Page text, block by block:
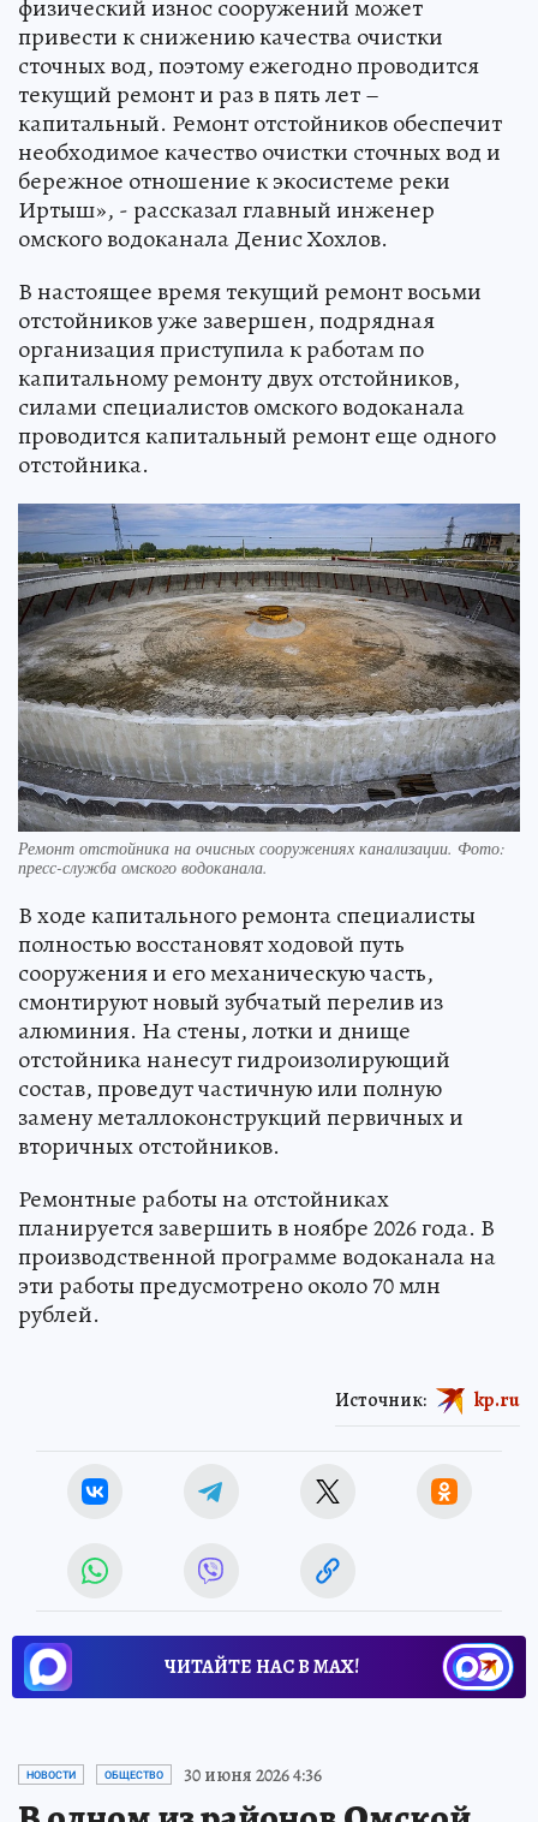
физический износ сооружений может
привести к снижению качества очистки
сточных вод, поэтому ежегодно проводится
текущий ремонт и раз в пять лет –
капитальный. Ремонт отстойников обеспечит
необходимое качество очистки сточных вод и
бережное отношение к экосистеме реки
Иртыш», - рассказал главный инженер
омского водоканала Денис Хохлов.
В настоящее время текущий ремонт восьми
отстойников уже завершен, подрядная
организация приступила к работам по
капитальному ремонту двух отстойников,
силами специалистов омского водоканала
проводится капитальный ремонт еще одного
отстойника.
Ремонт отстойника на очисных сооружениях канализации. Фото:
пресс-служба омского водоканала.
В ходе капитального ремонта специалисты
полностью восстановят ходовой путь
сооружения и его механическую часть,
смонтируют новый зубчатый перелив из
алюминия. На стены, лотки и днище
отстойника нанесут гидроизолирующий
состав, проведут частичную или полную
замену металлоконструкций первичных и
вторичных отстойников.
Ремонтные работы на отстойниках
планируется завершить в ноябре 2026 года. В
производственной программе водоканала на
эти работы предусмотрено около 70 млн
рублей.
Источник: kp.ru
ЧИТАЙТЕ НАС В МАХ!
НОВОСТИ ОБЩЕСТВО 30 июня 2026 4:36